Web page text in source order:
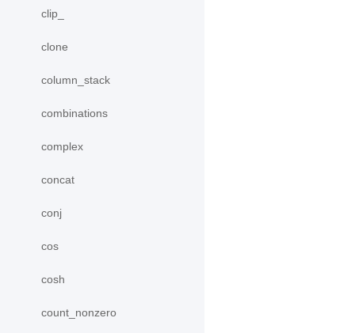
clip_
clone
column_stack
combinations
complex
concat
conj
cos
cosh
count_nonzero